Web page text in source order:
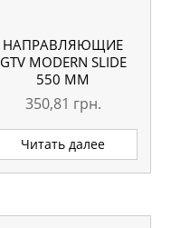
НАПРАВЛЯЮЩИЕ
GTV MODERN SLIDE
550 ММ
ЧАСТИЧНОГО
ВЫДВИЖЕНИЯ С
ДОВОДЧИКОМ
350,81 грн.
Читать далее